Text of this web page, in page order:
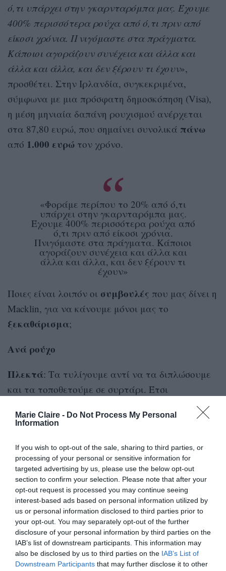
Marie Claire - Do Not Process My Personal
Information
If you wish to opt-out of the sale, sharing to third parties, or
processing of your personal or sensitive information for
targeted advertising by us, please use the below opt-out
section to confirm your selection. Please note that after your
opt-out request is processed you may continue seeing
interest-based ads based on personal information utilized by
us or personal information disclosed to third parties prior to
your opt-out. You may separately opt-out of the further
disclosure of your personal information by third parties on the
IAB’s list of downstream participants. This information may
also be disclosed by us to third parties on the IAB’s List of
Downstream Participants that may further disclose it to other
ό,τι υπάρχει στην γκαρνταρόμπα μας. Έχουμε
400% περισσότερα ρούχα από ό,τι πριν από
είκοσι χρόνια. Πνιγόμαστε στα πράγματα.
Κάποιοι αγοράζουν συνέχεια και άλλα και
άλλα και άλλα, και δεν ξέρουν τι έχουν»,
προσθέτει. Στην Ιρλανδία, συγκεκριμένα,
σύμφωνα με μια πρόσφατη δημοσκόπηση (Visa),
η μέση μηνιαία δαπάνη ρουχισμού ανέρχεται
στα 87,80 ευρώ, που σημαίνει συνολικά πάνω
από 1.000 ευρώ τον χρόνο.
«Φοράμε περίπου το 20% από ό,τι
υπάρχει στην γκαρνταρόμπα μας.
Έχουμε 400% περισσότερα ρούχα από
ό,τι πριν από είκοσι χρόνια.
Πνιγόμαστε στα πράγματα. Κάποιοι
αγοράζουν συνέχεια και άλλα και
άλλα και άλλα, και δεν ξέρουν τι
έχουν»
Ποιες είναι λοιπόν οι συμβουλές που μας δίνει η
Macklin, για να κάνουμε μόνοι μας το
ξεκαθάρισμα;
Ανά ρούχο
Πλεκτά: Τα τυλίγουμε αντί να τα διπλώσουμε
και τα τοποθετούμε σε συρτάρι. Έτσι
ευκολότερο να τα βρούμε ανάλογα με το χρώμα
Φορέματα: Αν δεν είμαστε σίγουρες αν πρέπει
να πετάξουμε ή όχι ένα φόρεμα, μπορούμε να το
φορέσουμε και να φωτογραφίσουμε το είδωλό
μας στον καθρέφτη. Έτσι θα καταλάβουμε
ευκολότερα αν μας πηγαίνει (πλέον). Εκτός από
αυτό, δίνουμε προτεραιότητα σε όσα είναι
ευκολοφόρετα και ευέλικτα, π.χ. αποτελούν
σταθερή αξία σε διαφορετικές εποχές και